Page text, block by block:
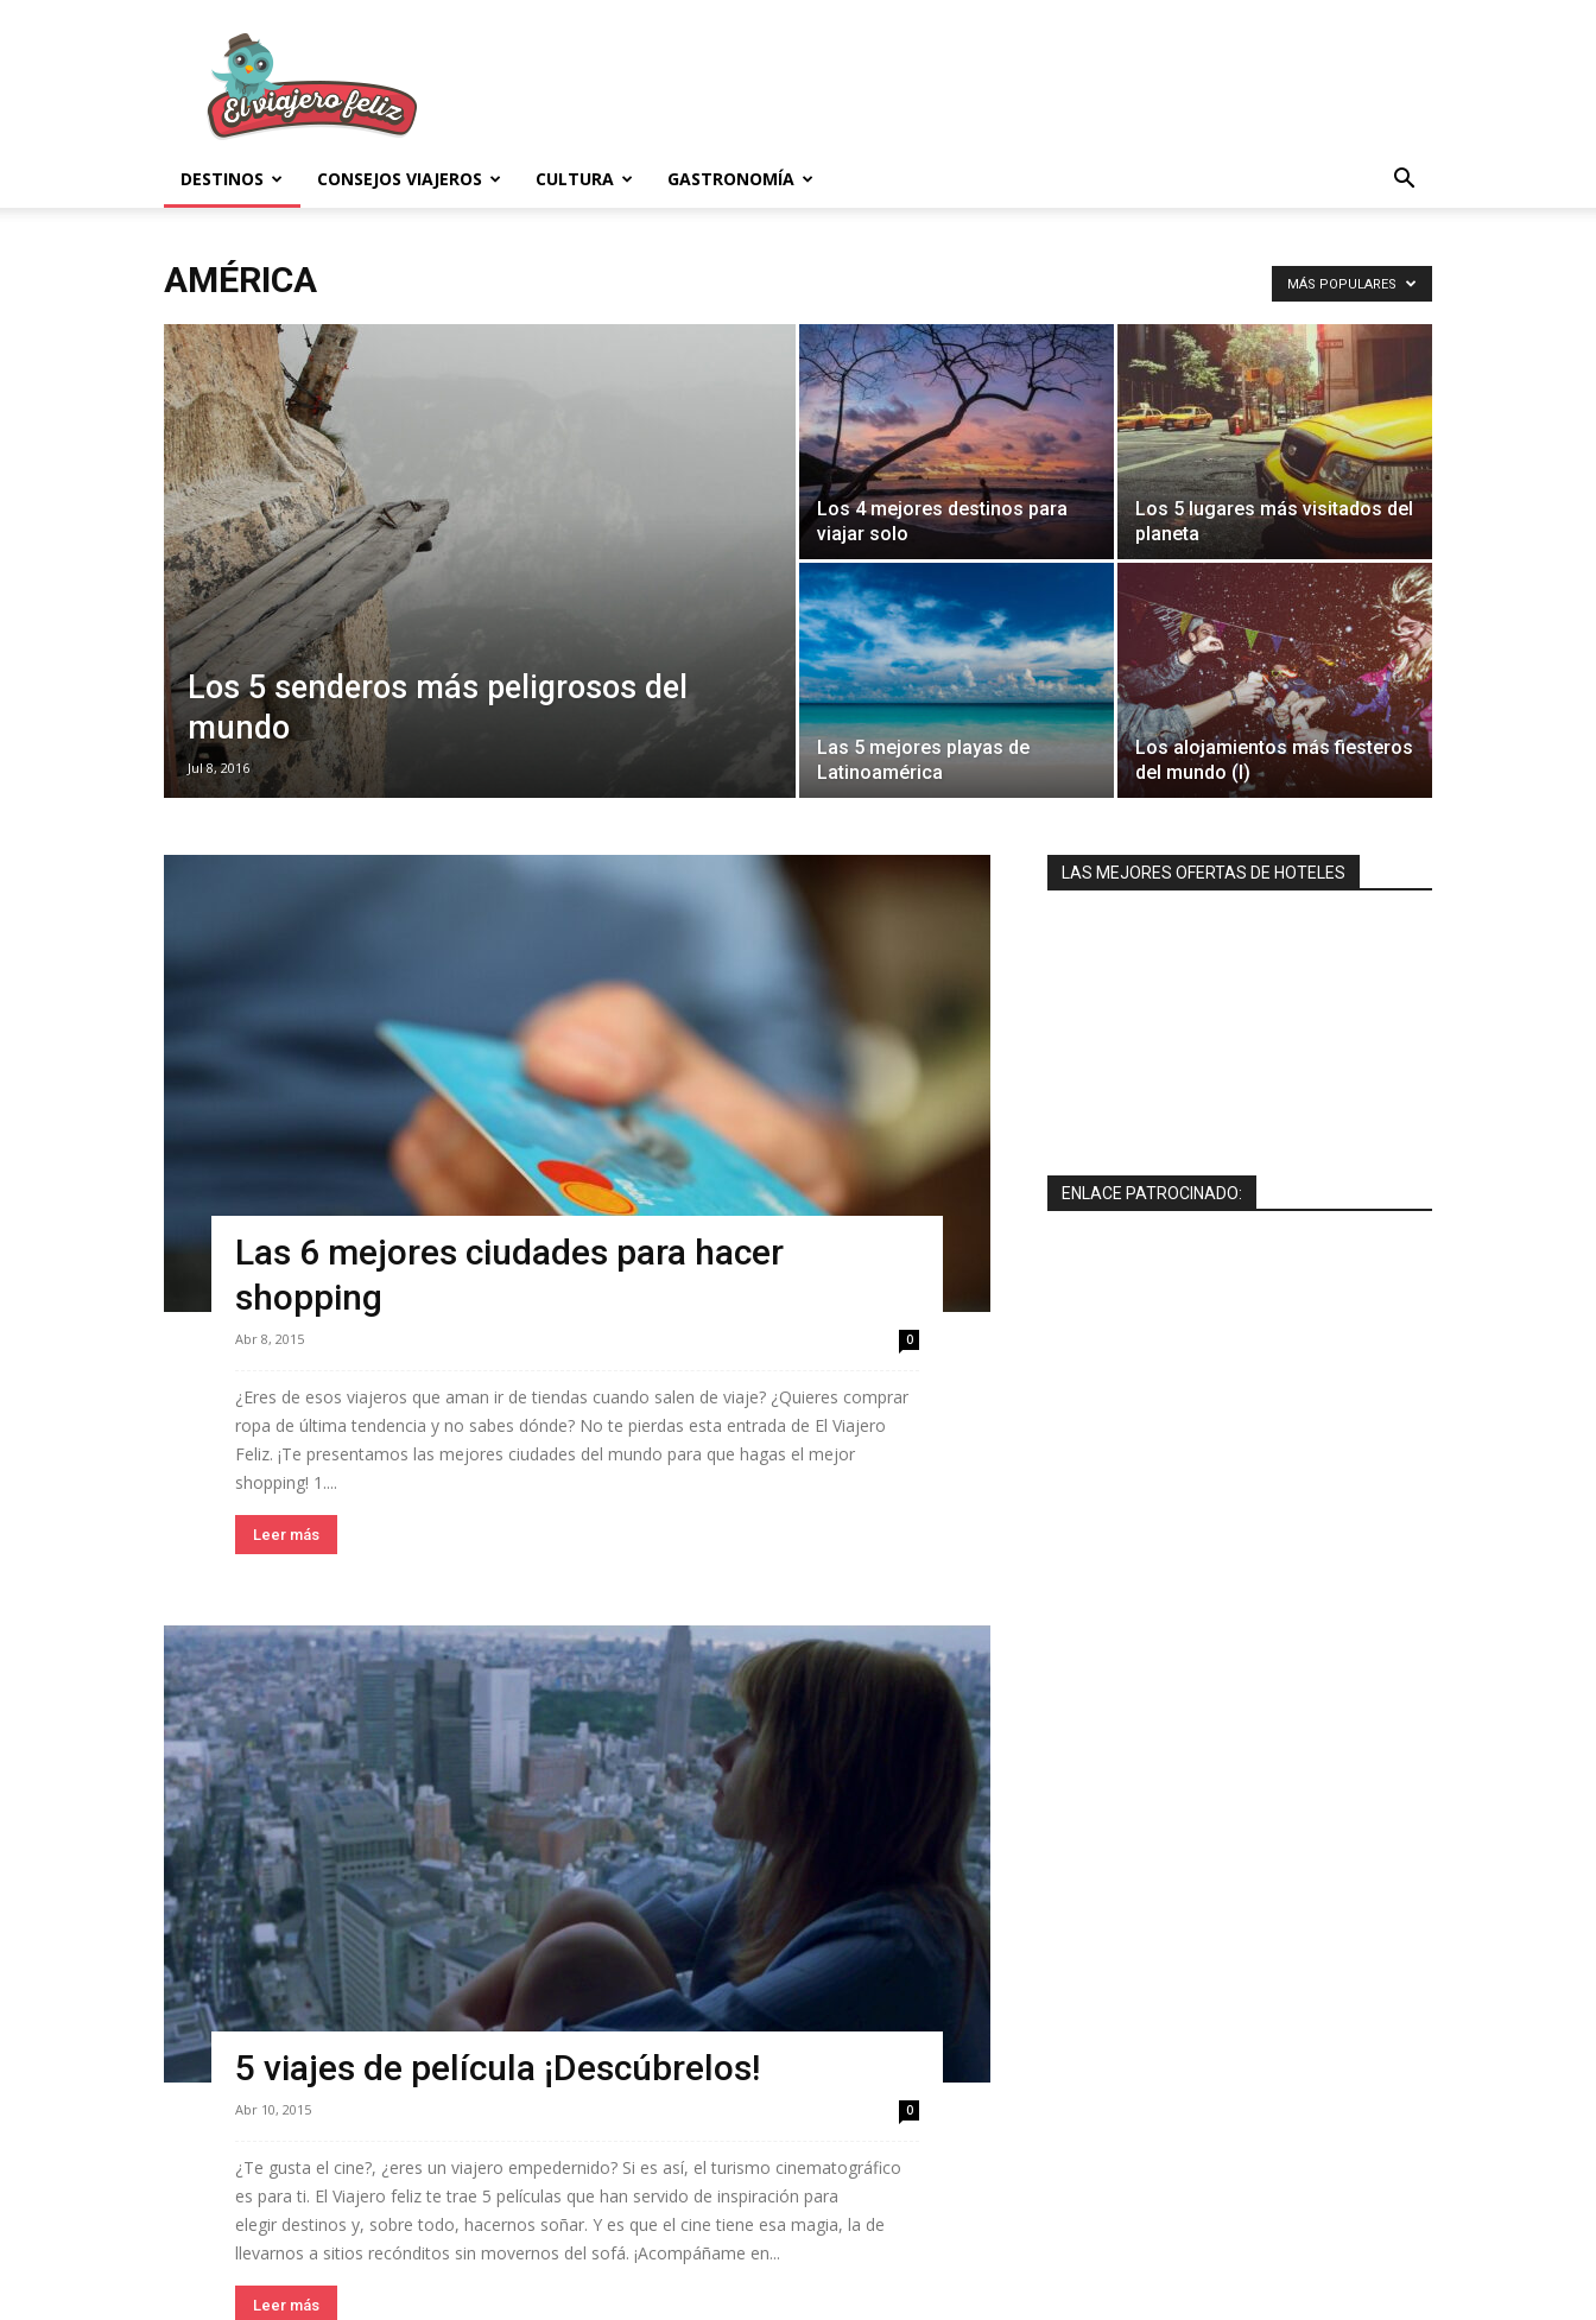
Feliz
DESTINOS CONSEJOS VIAJEROS CULTURA GASTRONOMÍA
AMÉRICA MÁS POPULARES
Los 5 senderos más peligrosos del
mundo
Jul 8, 2016
Los 4 mejores destinos para
viajar solo
Los 5 lugares más visitados del
planeta
Las 5 mejores playas de
Latinoamérica
Los alojamientos más fiesteros
del mundo (I)
Las 6 mejores ciudades para hacer
shopping
Abr 8, 2015 0
¿Eres de esos viajeros que aman ir de tiendas cuando salen de viaje? ¿Quieres comprar
ropa de última tendencia y no sabes dónde? No te pierdas esta entrada de El Viajero
Feliz. ¡Te presentamos las mejores ciudades del mundo para que hagas el mejor
shopping! 1....
Leer más
5 viajes de película ¡Descúbrelos!
Abr 10, 2015 0
¿Te gusta el cine?, ¿eres un viajero empedernido? Si es así, el turismo cinematográfico
es para ti. El Viajero feliz te trae 5 películas que han servido de inspiración para
elegir destinos y, sobre todo, hacernos soñar. Y es que el cine tiene esa magia, la de
llevarnos a sitios recónditos sin movernos del sofá. ¡Acompáñame en...
Leer más
LAS MEJORES OFERTAS DE HOTELES
ENLACE PATROCINADO: